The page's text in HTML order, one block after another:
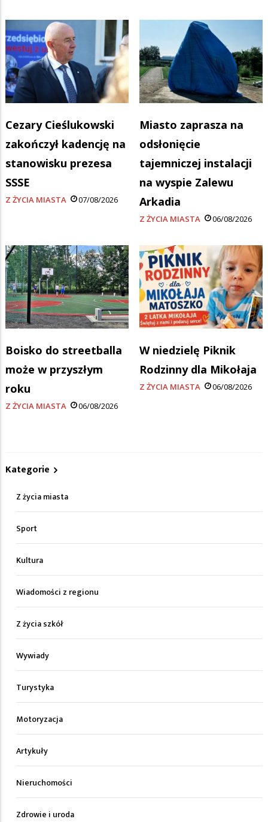
Cezary Cieślukowski
zakończył kadencję na
stanowisku prezesa
SSSE
Z ŻYCIA MIASTA 07/08/2026
Miasto zaprasza na
odsłonięcie
tajemniczej instalacji
na wyspie Zalewu
Arkadia
Z ŻYCIA MIASTA 06/08/2026
Boisko do streetballa
może w przyszłym
roku
Z ŻYCIA MIASTA 06/08/2026
W niedzielę Piknik
Rodzinny dla Mikołaja
Z ŻYCIA MIASTA 06/08/2026
Kategorie
Z życia miasta
Sport
Kultura
Wiadomości z regionu
Z życia szkół
Wywiady
Turystyka
Motoryzacja
Artykuły
Nieruchomości
Zdrowie i uroda